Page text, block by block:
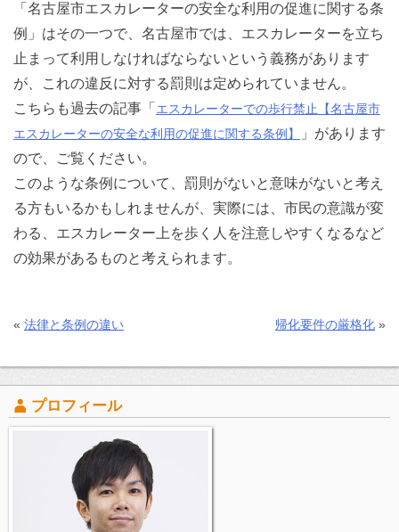
「名古屋市エスカレーターの安全な利用の促進に関する条
例」はその一つで、名古屋市では、エスカレーターを立ち
止まって利用しなければならないという義務があります
が、これの違反に対する罰則は定められていません。
こちらも過去の記事「 エスカレーターでの歩行禁止【名古屋市
エスカレーターの安全な利用の促進に関する条例】
」があります
ので、ご覧ください。
このような条例について、罰則がないと意味がないと考え
る方もいるかもしれませんが、実際には、市民の意識が変
わる、エスカレーター上を歩く人を注意しやすくなるなど
の効果があるものと考えられます。
« 法律と条例の違い 帰化要件の厳格化 »
プロフィール